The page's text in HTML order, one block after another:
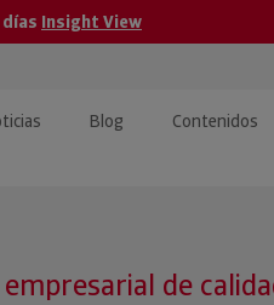
Insight View
Blog Contenidos
de